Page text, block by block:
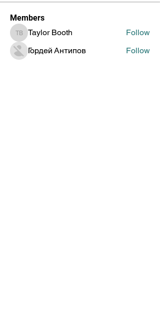
Members
Taylor Booth
Taylor Booth
Follow
Гордей Антипов
Follow